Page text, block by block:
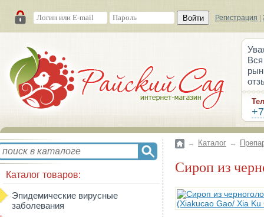
Войти Регистрация
Каталог товаров:
Эпидемические вирусные
заболевания
→ Каталог →
Сироп из